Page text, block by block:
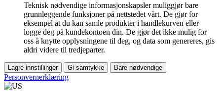
Teknisk nødvendige informasjonskapsler muliggjør bare
grunnleggende funksjoner på nettstedet vårt. De gjør for
eksempel at du kan samle produkter i handlekurven eller
logge deg på kundekontoen din. De gjør det ikke mulig for
oss å knytte opplysningene til deg, og data som genereres, gis
aldri videre til tredjeparter.
Lagre innstillinger Gi samtykke Bare nødvendige
Personvernerklæring